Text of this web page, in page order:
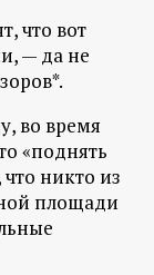
что вот
— да не
во время
«поднять
никто из
площади